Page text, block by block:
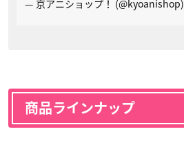
— 京アニショップ！ (@kyoanishop)
商品ラインナップ